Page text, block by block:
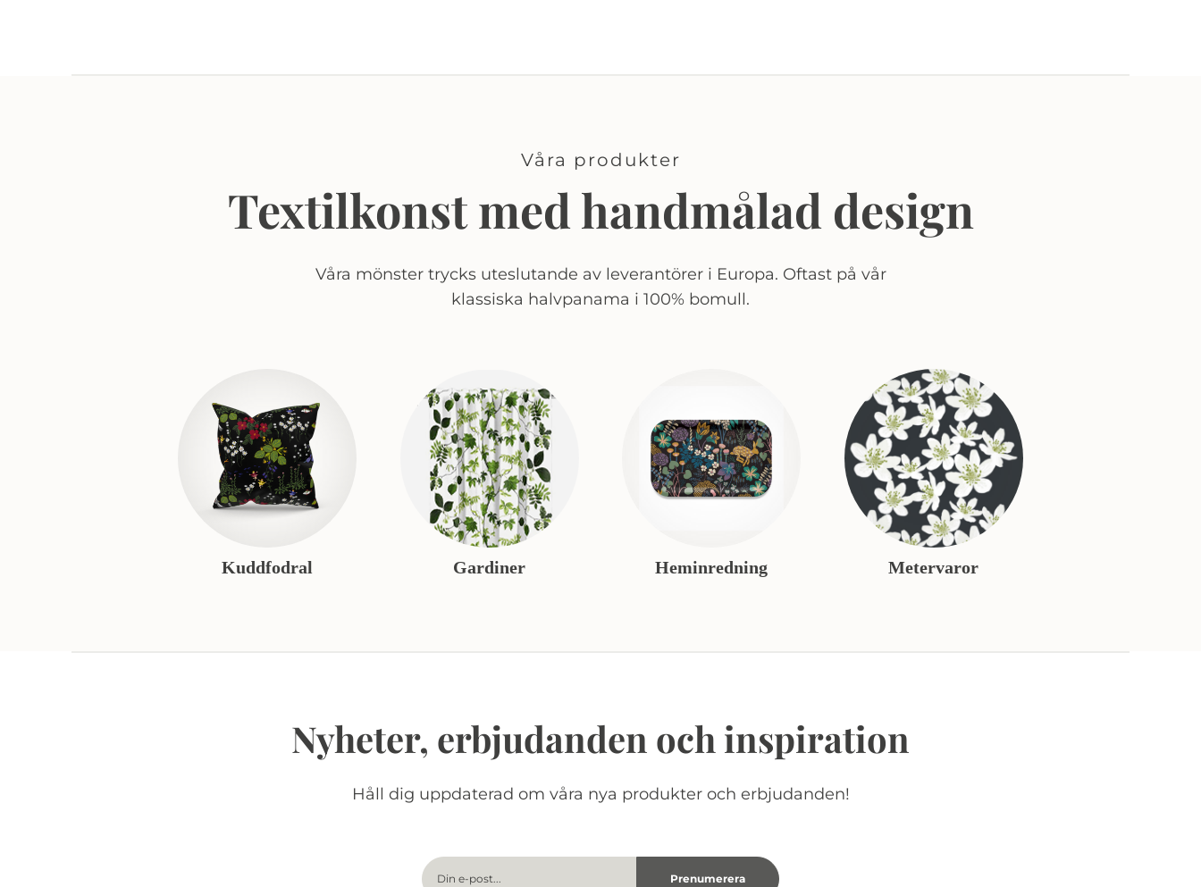
Våra produkter
Textilkonst med handmålad design
Våra mönster trycks uteslutande av leverantörer i Europa. Oftast på vår
klassiska halvpanama i 100% bomull.
Kuddfodral Gardiner Heminredning Metervaror
Nyheter, erbjudanden och inspiration
Håll dig uppdaterad om våra nya produkter och erbjudanden!